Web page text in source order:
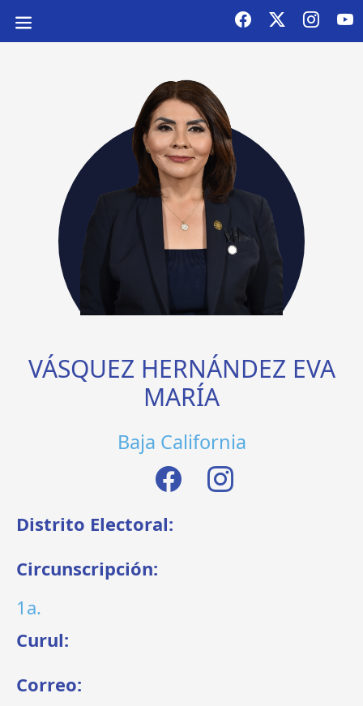
VÁSQUEZ HERNÁNDEZ EVA
MARÍA
Baja California
Distrito Electoral:
Circunscripción:
1a.
Curul:
Correo: